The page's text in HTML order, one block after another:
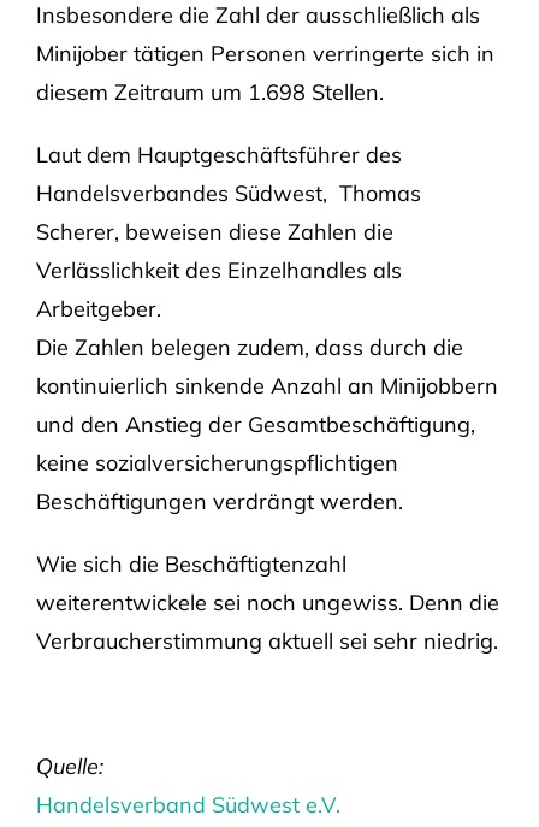
Insbesondere die Zahl der ausschließlich als
Minijober tätigen Personen verringerte sich in
diesem Zeitraum um 1.698 Stellen.
Laut dem Hauptgeschäftsführer des
Handelsverbandes Südwest, Thomas
Scherer, beweisen diese Zahlen die
Verlässlichkeit des Einzelhandles als
Arbeitgeber.
Die Zahlen belegen zudem, dass durch die
kontinuierlich sinkende Anzahl an Minijobbern
und den Anstieg der Gesamtbeschäftigung,
keine sozialversicherungspflichtigen
Beschäftigungen verdrängt werden.
Wie sich die Beschäftigtenzahl
weiterentwickele sei noch ungewiss. Denn die
Verbraucherstimmung aktuell sei sehr niedrig.
Quelle:
Handelsverband Südwest e.V.